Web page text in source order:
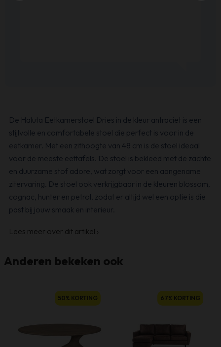
De Haluta Eetkamerstoel Dries in de kleur antraciet is een
stijlvolle en comfortabele stoel die perfect is voor in de
eetkamer. Met een zithoogte van 48 cm is de stoel ideaal
voor de meeste eettafels. De stoel is bekleed met de zachte
en duurzame stof adore, wat zorgt voor een aangename
zitervaring. De stoel ook verkrijgbaar in de kleuren blossom,
cognac, hunter en petrol, zodat er altijd wel een optie is die
past bij jouw smaak en interieur.
Lees meer over dit artikel ›
Anderen bekeken ook
50% KORTING 67% KORTING